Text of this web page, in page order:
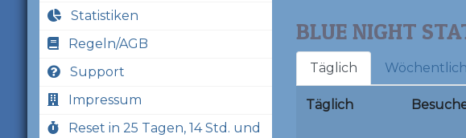
Statistiken
Regeln/AGB
Support
Impressum
Reset in 25 Tagen, 14 Std. und
BLUE NIGHT
Täglich Wöchentlich
Täglich